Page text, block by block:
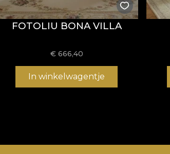
FOTOLIU BONA VILLA
€ 666,40
In winkelwagentje